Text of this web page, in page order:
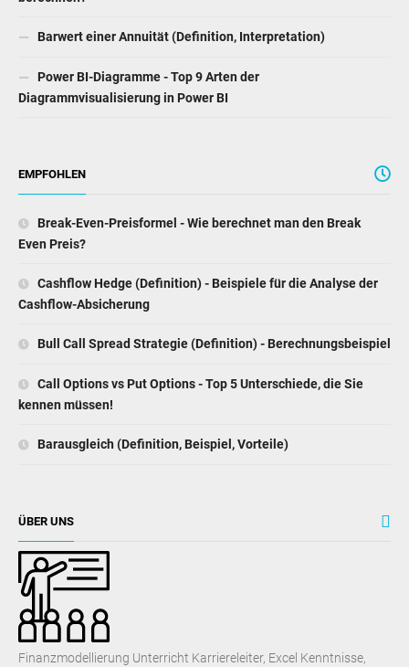
Barwert einer Annuität (Definition, Interpretation)
Power BI-Diagramme - Top 9 Arten der
Diagrammvisualisierung in Power BI
EMPFOHLEN
Break-Even-Preisformel - Wie berechnet man den Break
Even Preis?
Cashflow Hedge (Definition) - Beispiele für die Analyse der
Cashflow-Absicherung
Bull Call Spread Strategie (Definition) - Berechnungsbeispiel
Call Options vs Put Options - Top 5 Unterschiede, die Sie
kennen müssen!
Barausgleich (Definition, Beispiel, Vorteile)
ÜBER UNS
Finanzmodellierung Unterricht Karriereleiter, Excel Kenntnisse,